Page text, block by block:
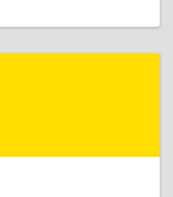
Ишимбайский р-н,